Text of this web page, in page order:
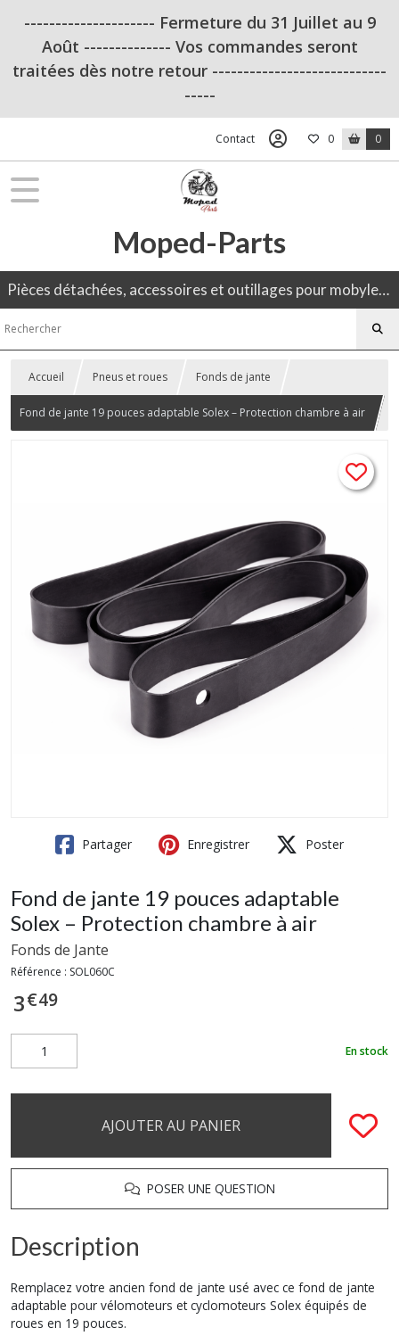
--------------------- Fermeture du 31 Juillet au 9
Août -------------- Vos commandes seront
traitées dès notre retour ----------------------------
-----
Contact 0 0
Moped-Parts
Pièces détachées, accessoires et outillages pour mobylette, 50CC, moto ancienne.
Accueil Pneus et roues Fonds de jante
Fond de jante 19 pouces adaptable Solex – Protection chambre à air
Partager Enregistrer Poster
Fond de jante 19 pouces adaptable
Solex – Protection chambre à air
Fonds de Jante
Référence : SOL060C
3€49
En stock
AJOUTER AU PANIER
POSER UNE QUESTION
Description
Remplacez votre ancien fond de jante usé avec ce fond de jante
adaptable pour vélomoteurs et cyclomoteurs Solex équipés de
roues en 19 pouces.